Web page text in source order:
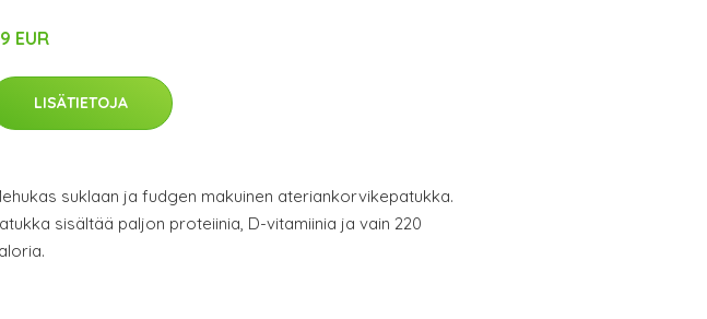
EUR
LISÄTIETOJA
suklaan ja fudgen makuinen ateriankorvikepatukka.
sisältää paljon proteiinia, D-vitamiinia ja vain 220